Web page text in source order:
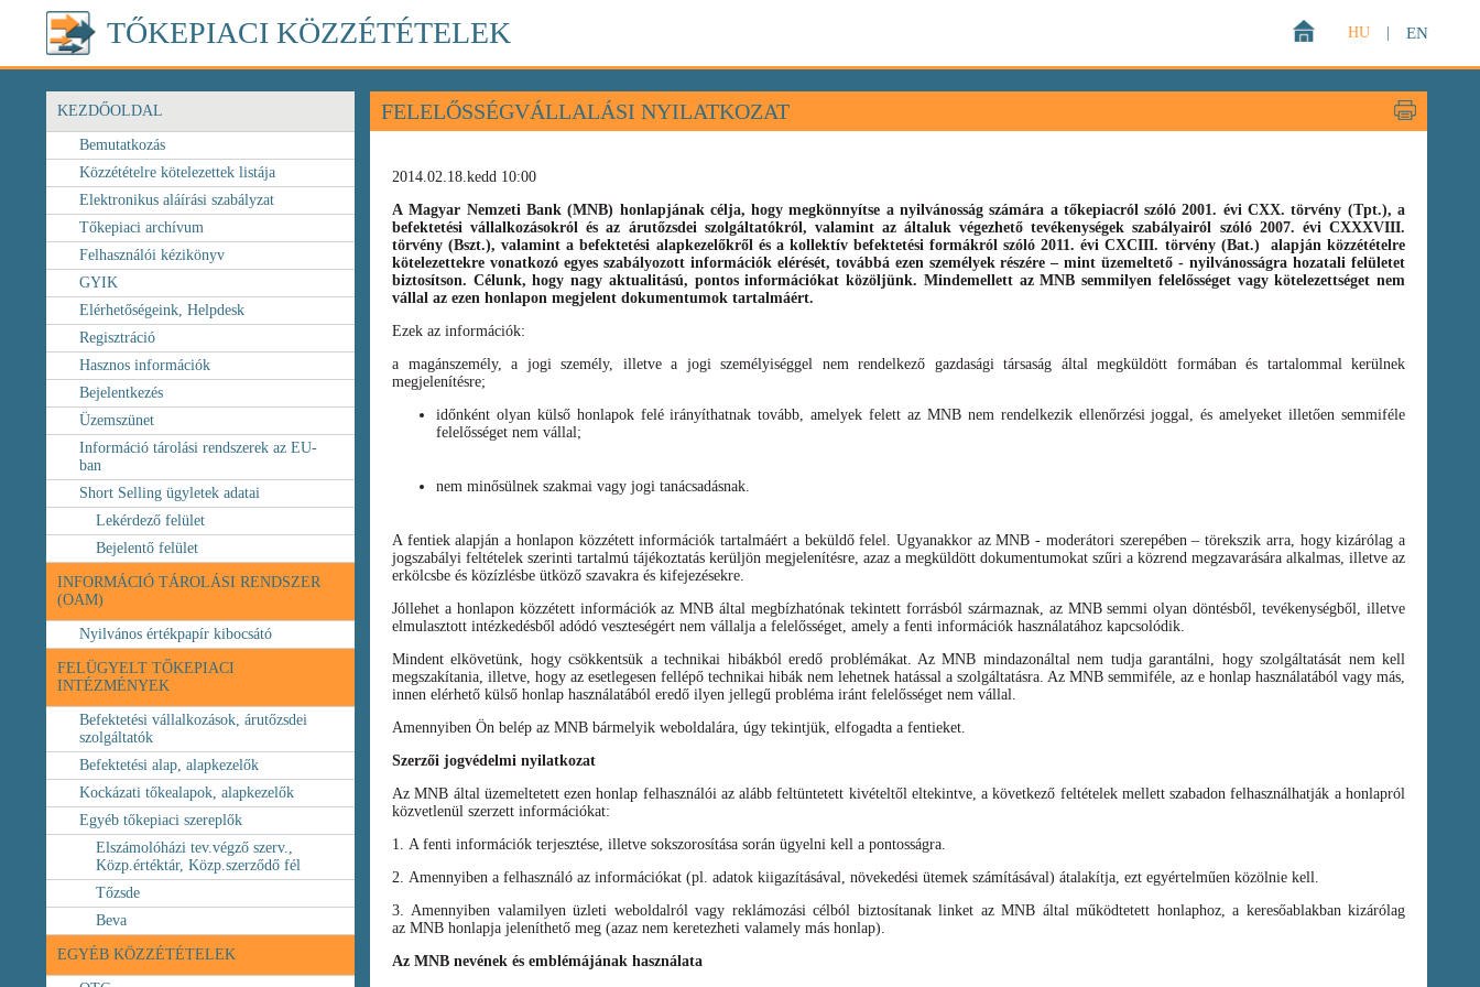
TŐKEPIACI KÖZZÉTÉTELEK EN
HU
KEZDŐOLDAL
Bemutatkozás
Közzétételre kötelezettek listája
Elektronikus aláírási szabályzat
Tőkepiaci archívum
Felhasználói kézikönyv
GYIK
Elérhetőségeink, Helpdesk
Regisztráció
Hasznos információk
Bejelentkezés
Üzemszünet
Információ tárolási rendszerek az EU-
ban
Short Selling ügyletek adatai
Lekérdező felület
Bejelentő felület
INFORMÁCIÓ TÁROLÁSI RENDSZER
(OAM)
Nyilvános értékpapír kibocsátó
FELÜGYELT TŐKEPIACI
INTÉZMÉNYEK
Befektetési vállalkozások, árutőzsdei
szolgáltatók
Befektetési alap, alapkezelők
Kockázati tőkealapok, alapkezelők
Egyéb tőkepiaci szereplők
Elszámolóházi tev.végző szerv.,
Közp.értéktár, Közp.szerződő fél
Tőzsde
Beva
EGYÉB KÖZZÉTÉTELEK
FELELŐSSÉGVÁLLALÁSI NYILATKOZAT
2014.02.18.kedd 10:00
A Magyar Nemzeti Bank (MNB) honlapjának célja, hogy megkönnyítse a nyilvánosság számára a tőkepiacról szóló 2001. évi CXX. törvény (Tpt.), a
befektetési vállalkozásokról és az árutőzsdei szolgáltatókról, valamint az általuk végezhető tevékenységek szabályairól szóló 2007. évi CXXXVIII.
törvény(Bszt.), valaminta befektetési alapkezelőkről és a kollektív befektetési formákról szóló2011. évi CXCIII. törvény (Bat.)
alapján közzétételre
kötelezettekre vonatkozó egyes szabályozott információk elérését, továbbá ezen személyek részére – mint üzemeltető - nyilvánosságra hozatali felületet
biztosítson. Célunk, hogy nagy aktualitású, pontos információkat közöljünk. Mindemellett az MNB semmilyen felelősséget vagy kötelezettséget nem
vállal az ezen honlapon megjelent dokumentumok tartalmáért.
Ezek az információk:
a magánszemély, a jogi személy, illetve a jogi személyiséggel nem rendelkező gazdasági társaság által megküldött formában és tartalommal kerülnek
megjelenítésre;
időnként olyan külső honlapok felé irányíthatnak tovább, amelyek felett az MNB nem rendelkezik ellenőrzési joggal, és amelyeket illetően semmiféle
felelősséget nem vállal;
nem minősülnek szakmai vagy jogi tanácsadásnak.
A fentiek alapján a honlapon közzétett információk tartalmáért a beküldő felel. Ugyanakkor az MNB - moderátori szerepében – törekszik arra, hogy kizárólag a
jogszabályi feltételek szerinti tartalmú tájékoztatás kerüljön megjelenítésre, azaz a megküldött dokumentumokat szűri a közrend megzavarására alkalmas, illetve az
erkölcsbe és közízlésbe ütköző szavakra és kifejezésekre.
Jóllehet a honlapon közzétett információk az MNB által megbízhatónak tekintett forrásból származnak, az MNB semmi olyan döntésből, tevékenységből, illetve
elmulasztott intézkedésből adódó veszteségért nem vállalja a felelősséget, amely a fenti információk használatához kapcsolódik.
Mindent elkövetünk, hogy csökkentsük a technikai hibákból eredő problémákat. Az MNB mindazonáltal nem tudja garantálni, hogy szolgáltatását nem kell
megszakítania, illetve, hogy az esetlegesen fellépő technikai hibák nem lehetnek hatással a szolgáltatásra. Az MNB semmiféle, az e honlap használatából vagy más,
innen elérhető külső honlap használatából eredő ilyen jellegű probléma iránt felelősséget nem vállal.
Amennyiben Ön belép az MNB bármelyik weboldalára, úgy tekintjük, elfogadta a fentieket.
Szerzői jogvédelmi nyilatkozat
Az MNB által üzemeltetett ezen honlap felhasználói az alább feltüntetett kivételtől eltekintve, a következő feltételek mellett szabadon felhasználhatják a honlapról
közvetlenül szerzett információkat:
1. A fenti információk terjesztése, illetve sokszorosítása során ügyelni kell a pontosságra.
2. Amennyiben a felhasználó az információkat (pl. adatok kiigazításával, növekedési ütemek számításával) átalakítja, ezt egyértelműen közölnie kell.
3. Amennyiben valamilyen üzleti weboldalról vagy reklámozási célból biztosítanak linket az MNB által működtetett honlaphoz, a keresőablakban kizárólag
az MNB honlapja jeleníthető meg (azaz nem keretezheti valamely más honlap).
Az MNB nevének és emblémájának használata